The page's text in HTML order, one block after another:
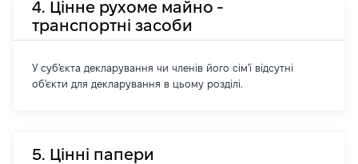
4. Цінне рухоме майно -
транспортні засоби
У суб'єкта декларування чи членів його сім'ї відсутні
об'єкти для декларування в цьому розділі.
5. Цінні папери